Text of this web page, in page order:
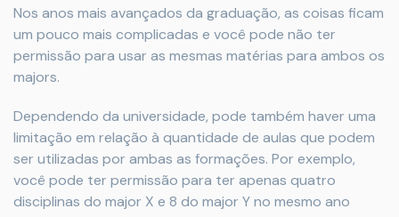
Nos anos mais avançados da graduação, as coisas ficam
um pouco mais complicadas e você pode não ter
permissão para usar as mesmas matérias para ambos os
majors.
Dependendo da universidade, pode também haver uma
limitação em relação à quantidade de aulas que podem
ser utilizadas por ambas as formações. Por exemplo,
você pode ter permissão para ter apenas quatro
disciplinas do major X e 8 do major Y no mesmo ano